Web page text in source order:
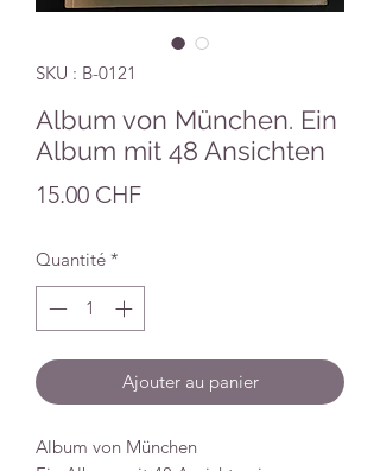
SKU : B-0121
Album von München. Ein
Album mit 48 Ansichten
15.00 CHFPrix
Quantité *
Ajouter au panier
Album von München